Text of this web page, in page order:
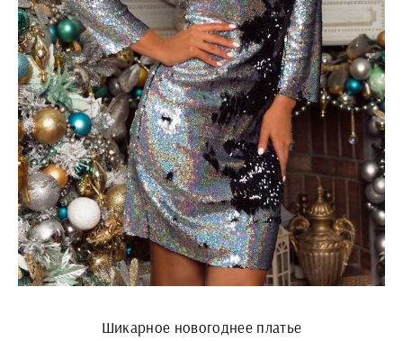
Шикарное новогоднее платье